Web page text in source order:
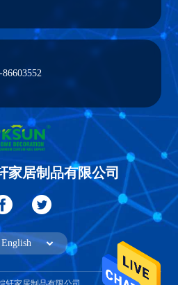
家居制品有限公司